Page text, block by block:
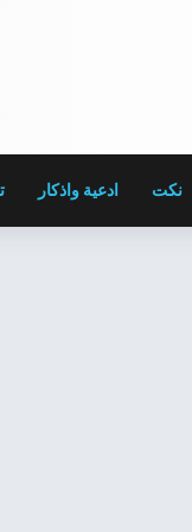
نكت ادعية واذكار